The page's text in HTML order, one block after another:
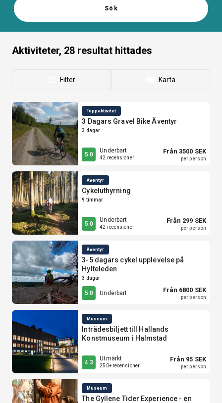
Sök
Aktiviteter, 28 resultat hittades
Filter Karta
Toppaktivitet
3 Dagars Gravel Bike Äventyr
3 dagar
5.0
Underbart
42 recensioner
Från 3500 SEK
per person
Äventyr
Cykeluthyrning
9 timmar
5.0
Underbart
42 recensioner
Från 299 SEK
per person
Äventyr
3-5 dagars cykel upplevelse på
Hylteleden
3 dagar
5.0 Underbart Från 6800 SEK
per person
Museum
Inträdesbiljett till Hallands
Konstmuseum i Halmstad
4.3
Utmärkt
250+ recensioner
Från 95 SEK
per person
Museum
The Gyllene Tider Experience - en